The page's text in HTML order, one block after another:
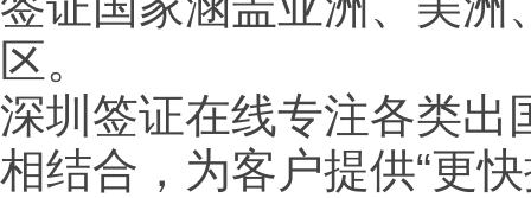
区。
深圳签证在线专注各类出
相结合，为客户提供“更